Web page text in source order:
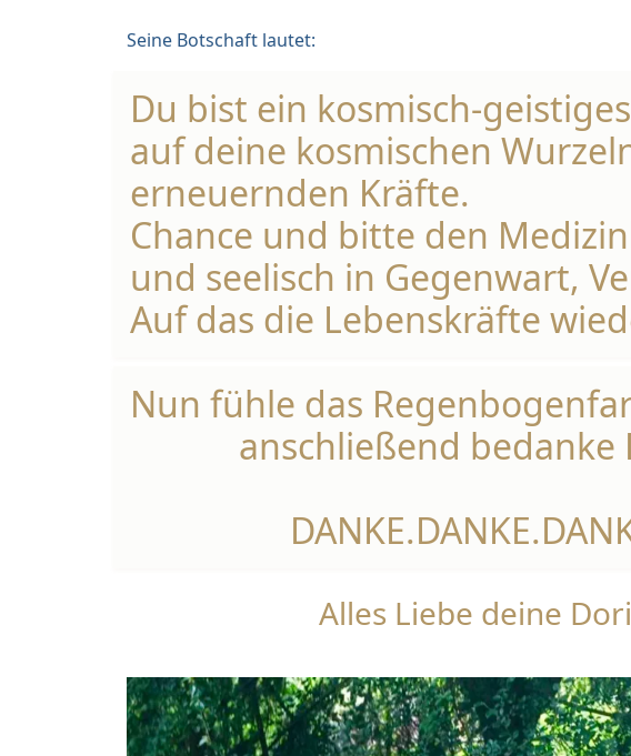
Seine Botschaft lautet:
Du bist ein kosmisch-
auf deine kosmischen
erneuernden Kräfte.
Chance und bitte den
und seelisch in Gegenwart,
Auf das die Lebenskräfte
Nun fühle das
anschließend bedanke
Alles Liebe deine